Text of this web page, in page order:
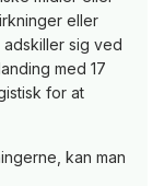
eller
sig ved
med 17
for at
kan man